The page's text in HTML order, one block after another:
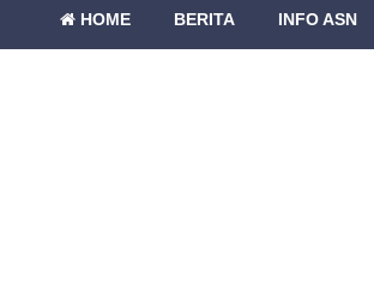
HOME BERITA INFO ASN